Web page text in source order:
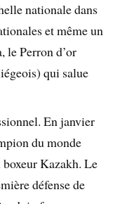
nationale dans
et même un
le Perron d’or
qui salue
En janvier
du monde
Kazakh. Le
défense de